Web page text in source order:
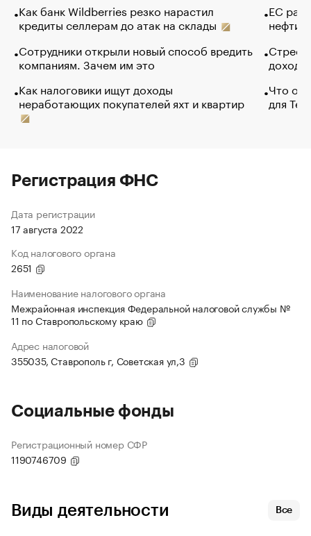
Как банк Wildberries резко нарастил
кредиты селлерам до атак на склады
Сотрудники открыли новый способ вредить
компаниям. Зачем им это
Как налоговики ищут доходы
неработающих покупателей яхт и квартир
ЕС
нефти
Что
для
Регистрация ФНС
Дата регистрации
17 августа 2022
Код налогового органа
2651
Наименование налогового органа
Межрайонная инспекция Федеральной налоговой службы №
11 по Ставропольскому краю
Адрес налоговой
355035, Ставрополь г, Советская ул,3
Социальные фонды
Регистрационный номер СФР
1190746709
Виды деятельности Все